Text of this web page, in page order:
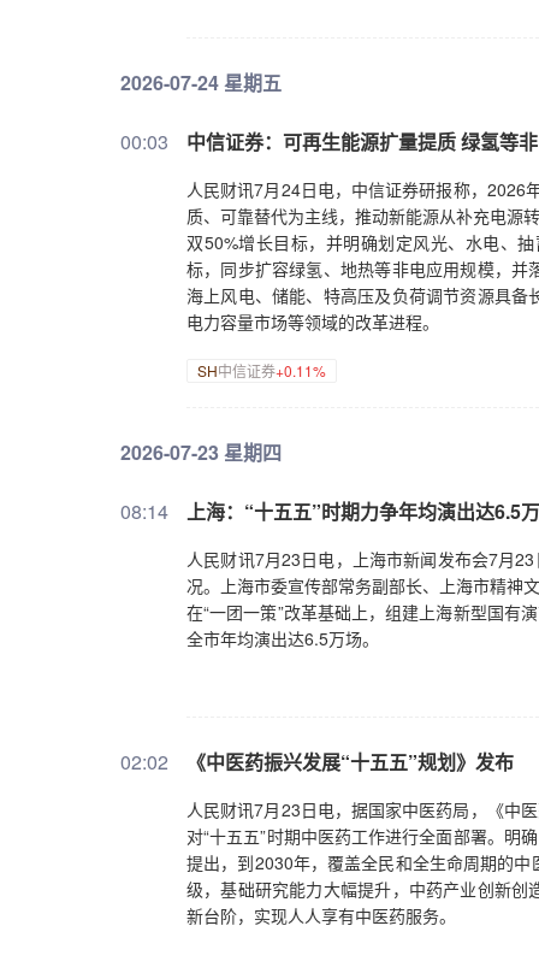
2026-07-24 星期五
00:03 中信证券：可再生能源扩量提质 绿氢等
人民财讯7月24日电，中信证券研报称，2026
质、可靠替代为主线，推动新能源从补充电源
双50%增长目标，并明确划定风光、水电、
标，同步扩容绿氢、地热等非电应用规模，
海上风电、储能、特高压及负荷调节资源具
电力容量市场等领域的改革进程。
SH中信证券+0.11%
2026-07-23 星期四
08:14 上海：“十五五”时期力争年均演出达6.5
人民财讯7月23日电，上海市新闻发布会7月
况。上海市委宣传部常务副部长、上海市精神
在“一团一策”改革基础上，组建上海新型国有
全市年均演出达6.5万场。
02:02 《中医药振兴发展“十五五”规划》发布
人民财讯7月23日电，据国家中医药局，《中
对“十五五”时期中医药工作进行全面部署。明
提出，到2030年，覆盖全民和全生命周期的
级，基础研究能力大幅提升，中药产业创新
新台阶，实现人人享有中医药服务。